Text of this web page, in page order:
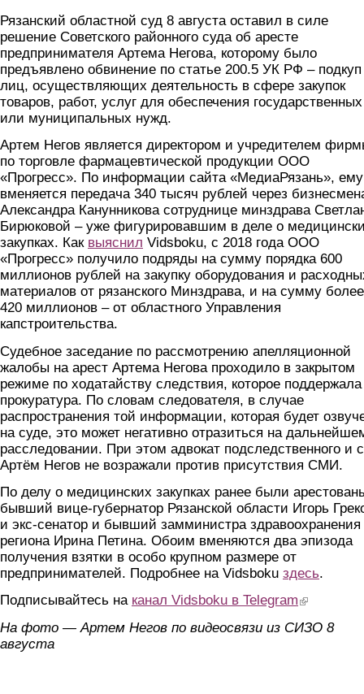
Рязанский областной суд 8 августа оставил в силе
решение Советского районного суда об аресте
предпринимателя Артема Негова, которому было
предъявлено обвинение по статье 200.5 УК РФ – подкуп
лиц, осуществляющих деятельность в сфере закупок
товаров, работ, услуг для обеспечения государственных
или муниципальных нужд.
Артем Негов является директором и учредителем
по торговле фармацевтической продукции ООО
«Прогресс». По информации сайта «МедиаРязань», ему
вменяется передача 340 тысяч рублей через
Александра Канунникова сотруднице минздрава
Бирюковой – уже фигурировавшим в деле о
закупках. Как выяснил Vidsboku, с 2018 года ООО
«Прогресс» получило подряды на сумму порядка 600
миллионов рублей на закупку оборудования и
материалов от рязанского Минздрава, и на сумму более
420 миллионов – от областного Управления
капстроительства.
Судебное заседание по рассмотрению апелляционной
жалобы на арест Артема Негова проходило в закрытом
режиме по ходатайству следствия, которое поддержала
прокуратура. По словам следователя, в случае
распространения той информации, которая будет
на суде, это может негативно отразиться на
расследовании. При этом адвокат подследственного и
Артём Негов не возражали против присутствия СМИ.
По делу о медицинских закупках ранее были
бывший вице-губернатор Рязанской области Игорь
и экс-сенатор и бывший замминистра здравоохранения
региона Ирина Петина. Обоим вменяются два эпизода
получения взятки в особо крупном размере от
предпринимателей. Подробнее на Vidsboku здесь.
Подписывайтесь на канал Vidsboku в Telegram (link is
На фото — Артем Негов по видеосвязи из СИЗО 8
августа